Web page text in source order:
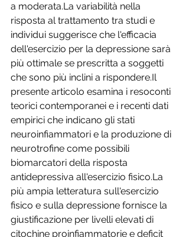
a moderata.La variabilità nella
risposta al trattamento tra studi e
individui suggerisce che l'efficacia
dell'esercizio per la depressione sarà
più ottimale se prescritta a soggetti
che sono più inclini a rispondere.Il
presente articolo esamina i resoconti
teorici contemporanei e i recenti dati
empirici che indicano gli stati
neuroinfiammatori e la produzione di
neurotrofine come possibili
biomarcatori della risposta
antidepressiva all'esercizio fisico.La
più ampia letteratura sull'esercizio
fisico e sulla depressione fornisce la
giustificazione per livelli elevati di
citochine proinfiammatorie e deficit